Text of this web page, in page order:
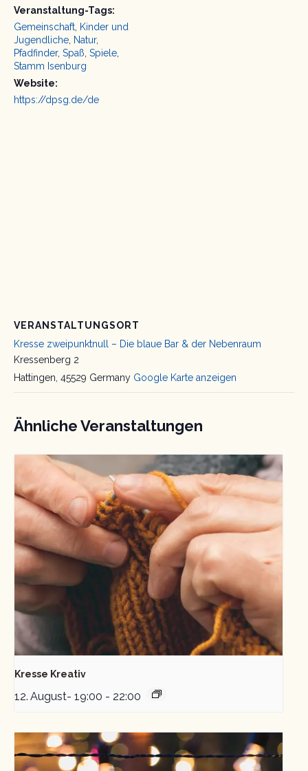
Veranstaltung-Tags:
Gemeinschaft Kinder und
Jugendliche Natur,
Pfadfinder, Spaß Spiele
Stamm Isenburg
Website:
https://dpsg.de/de
VERANSTALTUNGSORT
Kresse zweipunktnull – Die blaue Bar & der Nebenraum
Kressenberg 2
Hattingen 45529 Germany Google Karte anzeigen
Ähnliche Veranstaltungen
Kresse Kreativ
12. August- 19:00 - 22:00